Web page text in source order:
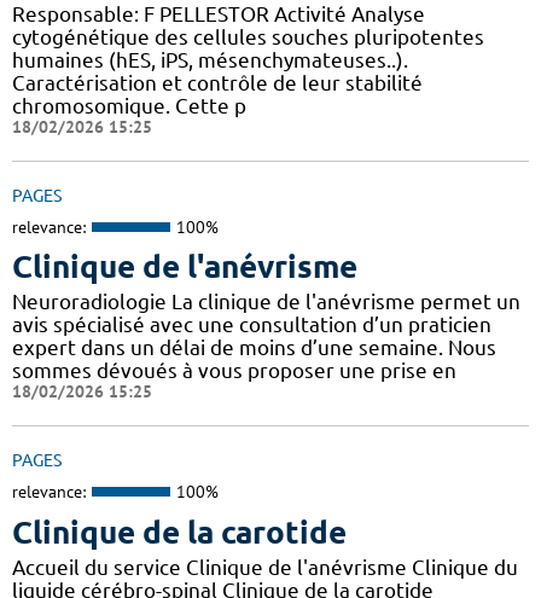
Responsable: F PELLESTOR Activité Analyse
cytogénétique des cellules souches pluripotentes
humaines (hES, iPS, mésenchymateuses..).
Caractérisation et contrôle de leur stabilité
chromosomique. Cette p
18/02/2026 15:25
PAGES
relevance: 100%
Clinique de l'anévrisme
Neuroradiologie La clinique de l'anévrisme permet un
avis spécialisé avec une consultation d’un praticien
expert dans un délai de moins d’une semaine. Nous
sommes dévoués à vous proposer une prise en
18/02/2026 15:25
PAGES
relevance: 100%
Clinique de la carotide
Accueil du service Clinique de l'anévrisme Clinique du
liquide cérébro-spinal Clinique de la carotide